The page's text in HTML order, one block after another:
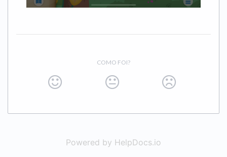
COMO FOI?
Powered by HelpDocs.io